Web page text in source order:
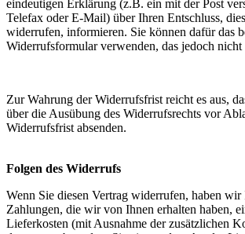
eindeutigen Erklärung (z.B. ein mit der Post
Telefax oder E-Mail) über Ihren Entschluss,
widerrufen, informieren. Sie können dafür das
Widerrufsformular verwenden, das jedoch nicht
Zur Wahrung der Widerrufsfrist reicht es aus,
über die Ausübung des Widerrufsrechts vor
Widerrufsfrist absenden.
Folgen des Widerrufs
Wenn Sie diesen Vertrag widerrufen, haben wir
Zahlungen, die wir von Ihnen erhalten haben,
Lieferkosten (mit Ausnahme der zusätzlichen